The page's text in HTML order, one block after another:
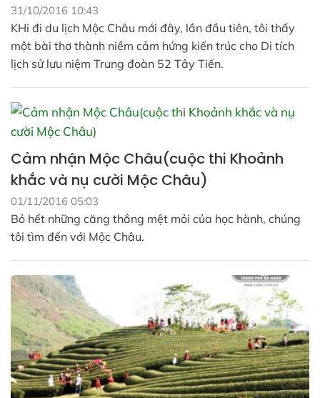
31/10/2016 10:43
KHi đi du lịch Mộc Châu mới đây, lần đầu tiên, tôi thấy
một bài thơ thành niềm cảm hứng kiến trúc cho Di tích
lịch sử lưu niệm Trung đoàn 52 Tây Tiến.
Cảm nhận Mộc Châu(cuộc thi Khoảnh
khắc và nụ cười Mộc Châu)
01/11/2016 05:03
Bỏ hết những căng thẳng mệt mỏi của học hành, chúng
tôi tìm đến với Mộc Châu.